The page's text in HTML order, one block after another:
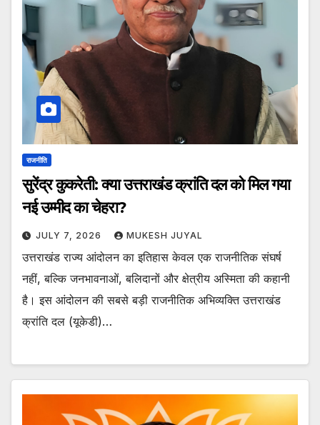
राजनीति
सुरेंद्र कुकरेती: क्या उत्तराखंड क्रांति दल को मिल गया
नई उम्मीद का चेहरा?
JULY 7, 2026 MUKESH JUYAL
उत्तराखंड राज्य आंदोलन का इतिहास केवल एक राजनीतिक संघर्ष
नहीं, बल्कि जनभावनाओं, बलिदानों और क्षेत्रीय अस्मिता की कहानी
है। इस आंदोलन की सबसे बड़ी राजनीतिक अभिव्यक्ति उत्तराखंड
क्रांति दल (यूकेडी)…